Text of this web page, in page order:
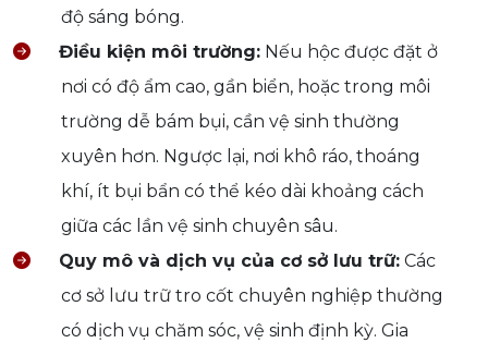
độ sáng bóng.
Điều kiện môi trường: Nếu hộc được đặt ở
nơi có độ ẩm cao, gần biển, hoặc trong môi
trường dễ bám bụi, cần vệ sinh thường
xuyên hơn. Ngược lại, nơi khô ráo, thoáng
khí, ít bụi bẩn có thể kéo dài khoảng cách
giữa các lần vệ sinh chuyên sâu.
Quy mô và dịch vụ của cơ sở lưu trữ: Các
cơ sở lưu trữ tro cốt chuyên nghiệp thường
có dịch vụ chăm sóc, vệ sinh định kỳ. Gia